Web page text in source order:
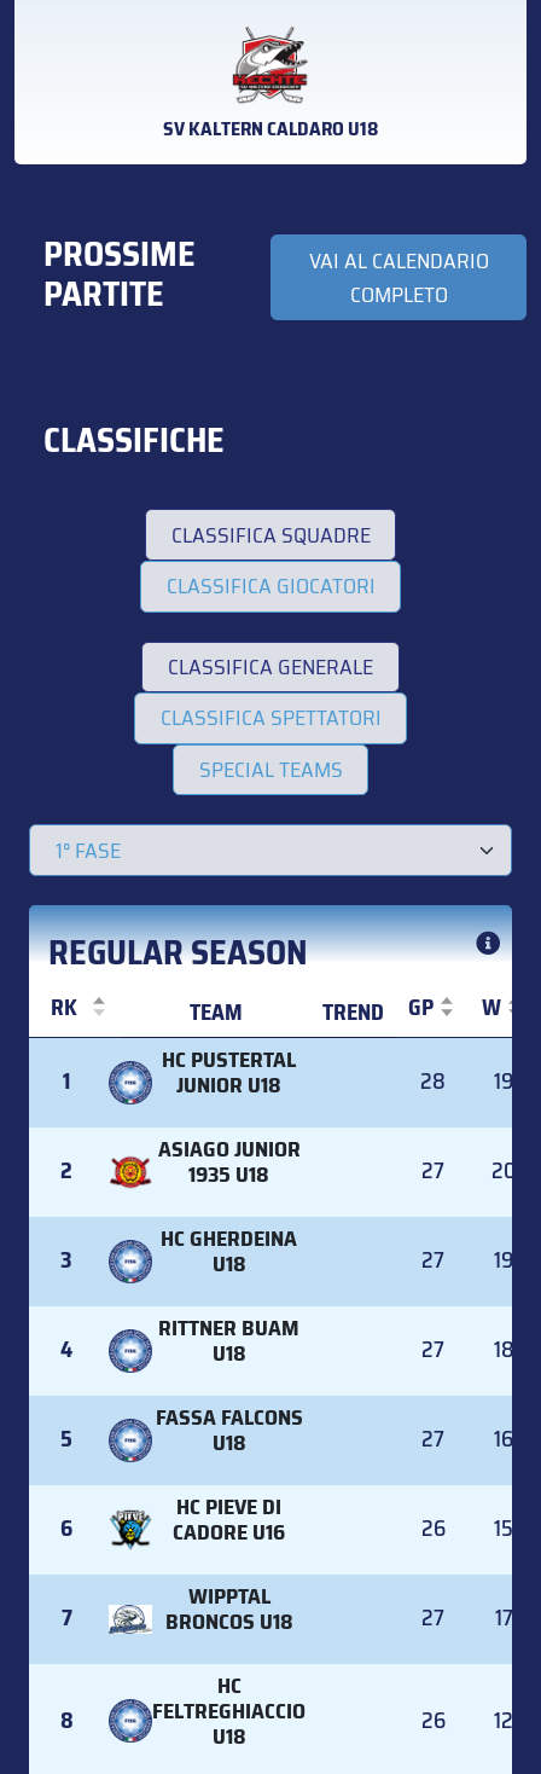
SV KALTERN CALDARO U18
PROSSIME
PARTITE
VAI AL CALENDARIO
COMPLETO
CLASSIFICHE
CLASSIFICA SQUADRE
CLASSIFICA GIOCATORI
CLASSIFICA GENERALE
CLASSIFICA SPETTATORI
SPECIAL TEAMS
REGULAR SEASON
RK TEAM TREND GP
W
TEAM
1
HC PUSTERTAL
JUNIOR U18 28 19
2
ASIAGO JUNIOR
1935 U18 27 20
3
HC GHERDEINA
U18 27 19
4
RITTNER BUAM
U18 27 18
5
FASSA FALCONS
U18 27 16
6
HC PIEVE DI
CADORE U16 26 15
7
WIPPTAL
BRONCOS U18 27 17
8
HC
FELTREGHIACCIO
U18 26 12